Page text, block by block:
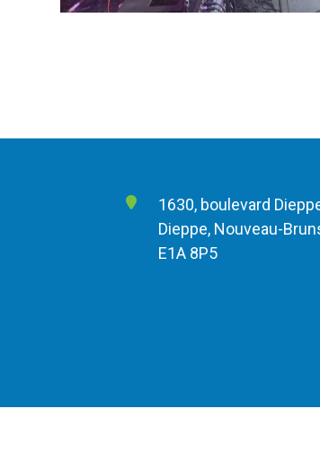
1630, boulevard
Dieppe, Nouveau-
E1A 8P5